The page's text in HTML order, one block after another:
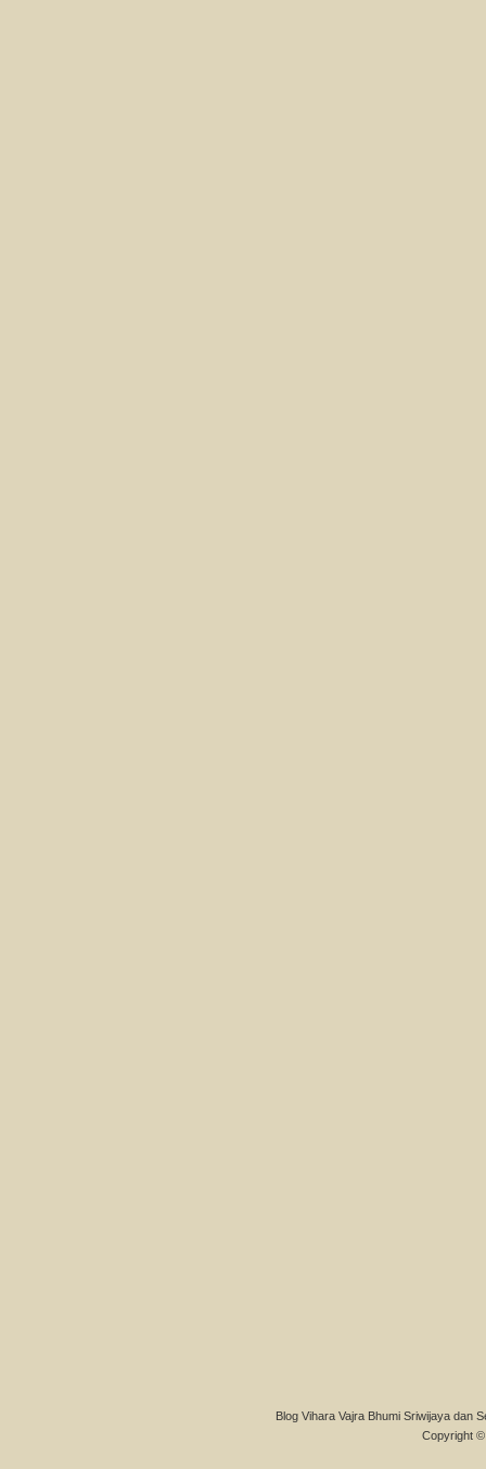
Blog Vihara Vajra Bhumi Sriwijaya dan
Copyright ©